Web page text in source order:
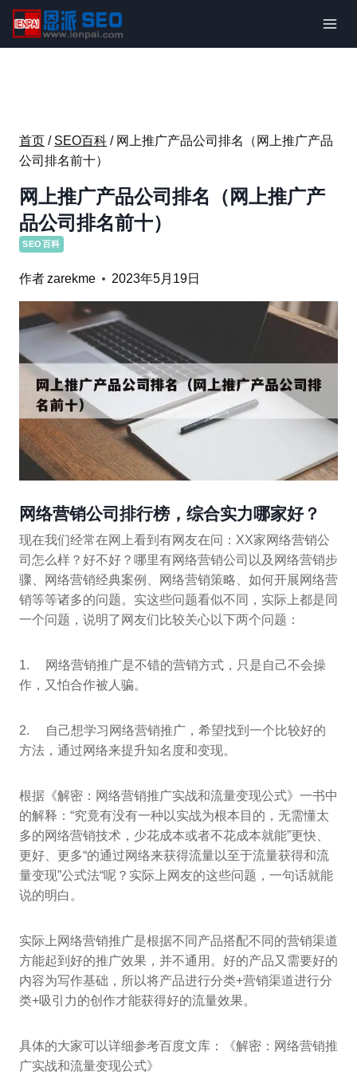
内
首页 / SEO百科 / 网上推广产品公司排名（网上推广产品
公司排名前十）
网上推广产品公司排名（网上推广产
品公司排名前十）
SEO百科
作者zarekme 2023年5月19日
网络营销公司排行榜，综合实力哪家好？
现在我们经常在网上看到有网友在问：XX家网络营销公
司怎么样？好不好？哪里有网络营销公司以及网络营销步
骤、网络营销经典案例、网络营销策略、如何开展网络营
销等等诸多的问题。实这些问题看似不同，实际上都是同
一个问题，说明了网友们比较关心以下两个问题：
1. 网络营销推广是不错的营销方式，只是自己不会操
作，又怕合作被人骗。
2. 自己想学习网络营销推广，希望找到一个比较好的
方法，通过网络来提升知名度和变现。
根据《解密：网络营销推广实战和流量变现公式》一书中
的解释：“究竟有没有一种以实战为根本目的，无需懂太
多的网络营销技术，少花成本或者不花成本就能”更快、
更好、更多“的通过网络来获得流量以至于流量获得和流
量变现”公式法“呢？实际上网友的这些问题，一句话就能
说的明白。
实际上网络营销推广是根据不同产品搭配不同的营销渠道
方能起到好的推广效果，并不通用。好的产品又需要好的
内容为写作基础，所以将产品进行分类+营销渠道进行分
类+吸引力的创作才能获得好的流量效果。
具体的大家可以详细参考百度文库：《解密：网络营销推
广实战和流量变现公式》